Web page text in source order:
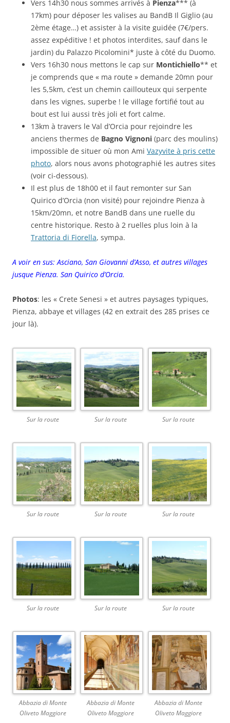
Vers 14h30 nous sommes arrivés à Pienza*** (à
17km) pour déposer les valises au BandB Il Giglio (au
2ème étage…) et assister à la visite guidée (7€/pers.
assez expéditive ! et photos interdites, sauf dans le
jardin) du Palazzo Picolomini* juste à côté du Duomo.
Vers 16h30 nous mettons le cap sur Montichiello** et
je comprends que « ma route » demande 20mn pour
les 5,5km, c’est un chemin caillouteux qui serpente
dans les vignes, superbe ! le village fortifié tout au
bout est lui aussi très joli et fort calme.
13km à travers le Val d’Orcia pour rejoindre les
anciens thermes de Bagno Vignoni (parc des moulins)
impossible de situer où mon Ami Vazyvite à pris cette
photo, alors nous avons photographié les autres sites
(voir ci-dessous).
Il est plus de 18h00 et il faut remonter sur San
Quirico d’Orcia (non visité) pour rejoindre Pienza à
15km/20mn, et notre BandB dans une ruelle du
centre historique. Resto à 2 ruelles plus loin à la
Trattoria di Fiorella, sympa.
A voir en sus: Asciano, San Giovanni d’Asso, et autres villages
jusque Pienza. San Quirico d’Orcia.
Photos: les « Crete Senesi » et autres paysages typiques,
Pienza, abbaye et villages (42 en extrait des 285 prises ce
jour là).
Sur la route Sur la route Sur la route
Sur la route Sur la route Sur la route
Sur la route Sur la route Sur la route
Abbazia di Monte
Oliveto Maggiore
Abbazia di Monte
Oliveto Maggiore
Abbazia di Monte
Oliveto Maggiore